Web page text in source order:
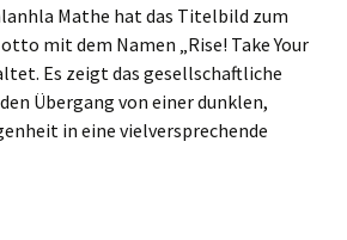
Mathe hat das Titelbild zum
mit dem Namen „Rise! Take Your
Es zeigt das gesellschaftliche
Übergang von einer dunklen,
in eine vielversprechende